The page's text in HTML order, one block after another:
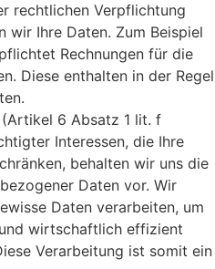
rechtlichen Verpflichtung
wir Ihre Daten. Zum Beispiel
Rechnungen für die
Diese enthalten in der Regel
6 Absatz 1 lit. f
Interessen, die Ihre
behalten wir uns die
Daten vor. Wir
Daten verarbeiten, um
wirtschaftlich effizient
Verarbeitung ist somit ein